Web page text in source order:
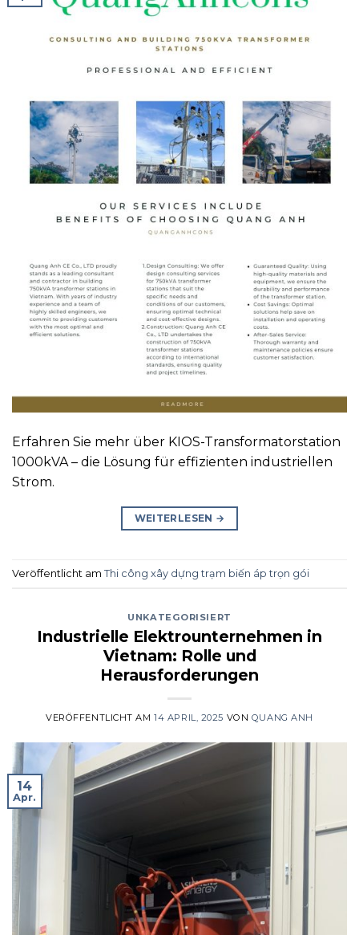
Erfahren Sie mehr über KIOS-Transformatorstation
1000kVA – die Lösung für effizienten industriellen
Strom.
WEITERLESEN →
Veröffentlicht am Thi công xây dựng trạm biến áp trọn gói
UNKATEGORISIERT
Industrielle Elektrounternehmen in
Vietnam: Rolle und
Herausforderungen
VERÖFFENTLICHT AM14 APRIL, 2025 VON QUANG ANH
14
Apr.